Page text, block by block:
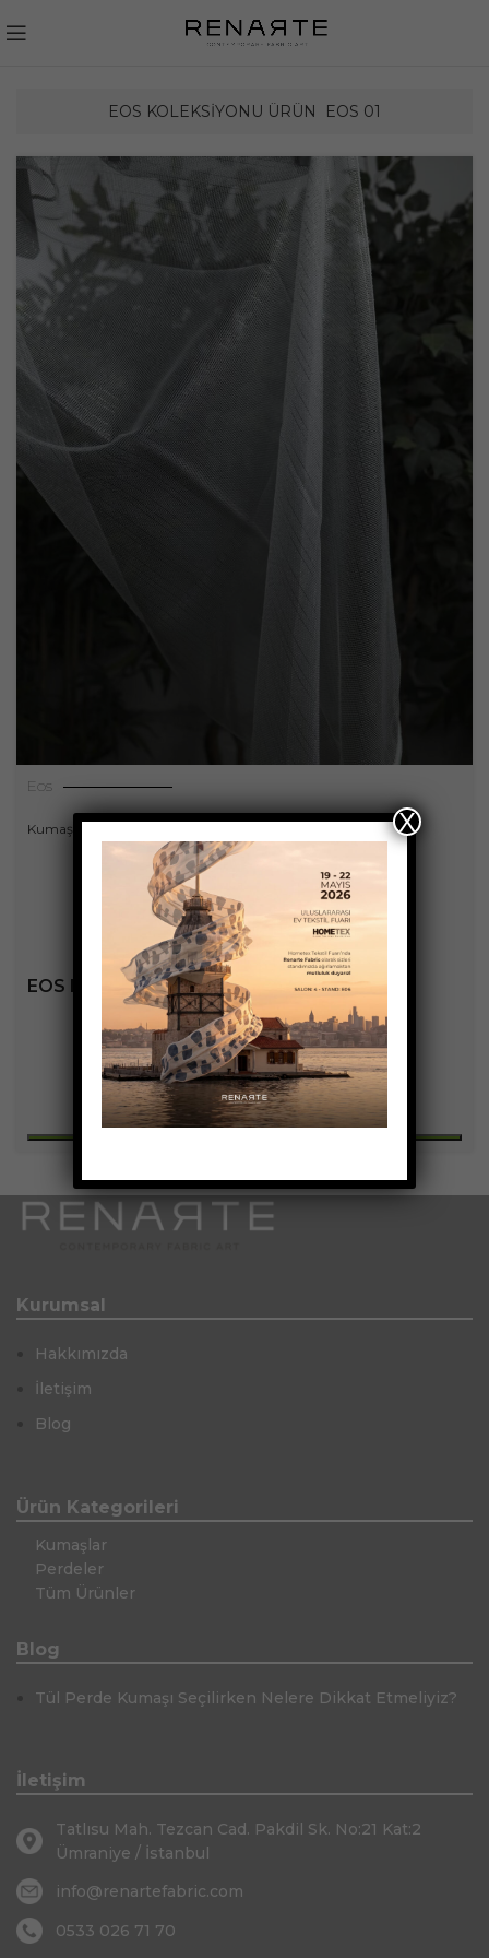
EOS KOLEKSIYONU ÜRÜN EOS 01
Eos
Kumaşlar
EOS KOLEKSIYONU
+3
Kurumsal
Hakkımızda
İletişim
Blog
Ürün Kategorileri
Kumaşlar
Perdeler
Tüm Ürünler
Blog
Tül Perde Kumaşı Seçilirken Nelere Dikkat Etmeliyiz?
İletişim
Tatlısu Mah. Tezcan Cad. Pakdil Sk. No:21 Kat:2
Ümraniye / İstanbul
info@renartefabric.com
0533 026 71 70
X